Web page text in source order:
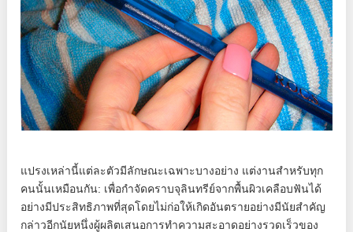
แปรงเหล่านี้แต่ละตัวมีลักษณะเฉพาะบางอย่าง แต่งานสำหรับทุก
คนนั้นเหมือนกัน: เพื่อกำจัดคราบจุลินทรีย์จากพื้นผิวเคลือบฟันได้
อย่างมีประสิทธิภาพที่สุดโดยไม่ก่อให้เกิดอันตรายอย่างมีนัยสำคัญ
กล่าวอีกนัยหนึ่งผู้ผลิตเสนอการทำความสะอาดอย่างรวดเร็วของ